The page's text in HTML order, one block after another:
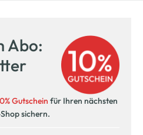
Abo:
Gutschein für Ihren nächsten
sichern.